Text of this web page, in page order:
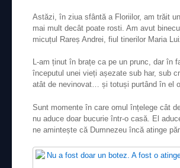
Astăzi, în ziua sfântă a Floriilor, am trăit
mai mult decât poate rosti. Am avut
micuțul Rareș Andrei, fiul tinerilor Maria
L-am ținut în brațe ca pe un prunc, dar în
începutul unei vieți așezate sub har, sub
atât de nevinovat… și totuși purtând în el
Sunt momente în care omul înțelege cât
nu aduce doar bucurie într-o casă. El
ne amintește că Dumnezeu încă atinge